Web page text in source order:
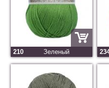
210 Зеленый